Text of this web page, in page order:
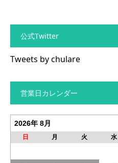
公式Twitter
Tweets by chulare
営業日カレンダー
2026年 8月
日 月 火 水